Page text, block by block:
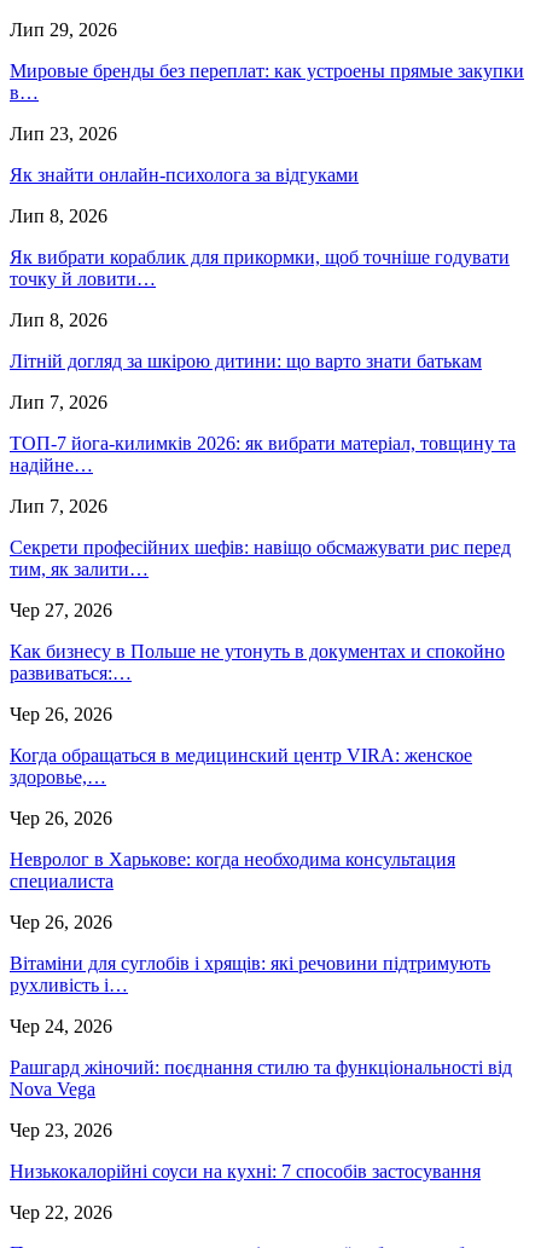
Лип 29, 2026
Мировые бренды без переплат: как устроены прямые закупки
в…
Лип 23, 2026
Як знайти онлайн-психолога за відгуками
Лип 8, 2026
Як вибрати кораблик для прикормки, щоб точніше годувати
точку й ловити…
Лип 8, 2026
Літній догляд за шкірою дитини: що варто знати батькам
Лип 7, 2026
ТОП-7 йога-килимків 2026: як вибрати матеріал, товщину та
надійне…
Лип 7, 2026
Секрети професійних шефів: навіщо обсмажувати рис перед
тим, як залити…
Чер 27, 2026
Как бизнесу в Польше не утонуть в документах и спокойно
развиваться:…
Чер 26, 2026
Когда обращаться в медицинский центр VIRA: женское
здоровье,…
Чер 26, 2026
Невролог в Харькове: когда необходима консультация
специалиста
Чер 26, 2026
Вітаміни для суглобів і хрящів: які речовини підтримують
рухливість і…
Чер 24, 2026
Рашгард жіночий: поєднання стилю та функціональності від
Nova Vega
Чер 23, 2026
Низькокалорійні соуси на кухні: 7 способів застосування
Чер 22, 2026